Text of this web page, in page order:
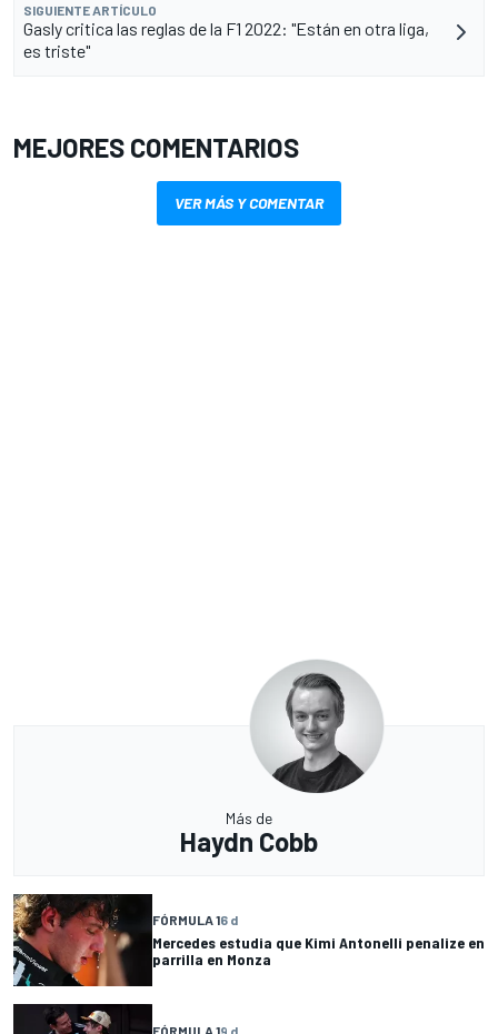
SIGUIENTE ARTÍCULO
Gasly critica las reglas de la F1 2022: "Están en otra liga,
es triste"
MEJORES COMENTARIOS
VER MÁS Y COMENTAR
Más de
Haydn Cobb
FÓRMULA 16 d
Mercedes estudia que Kimi Antonelli penalize en
parrilla en Monza
FÓRMULA 19 d